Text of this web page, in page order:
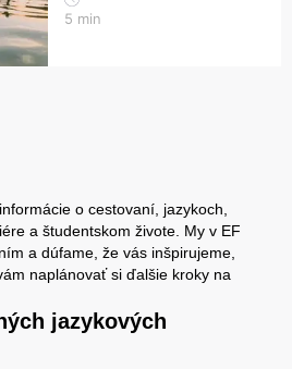
5 min
o cestovaní, jazykoch,
a študentskom živote. My v EF
a dúfame, že vás inšpirujeme,
naplánovať si ďalšie kroky na
jazykových